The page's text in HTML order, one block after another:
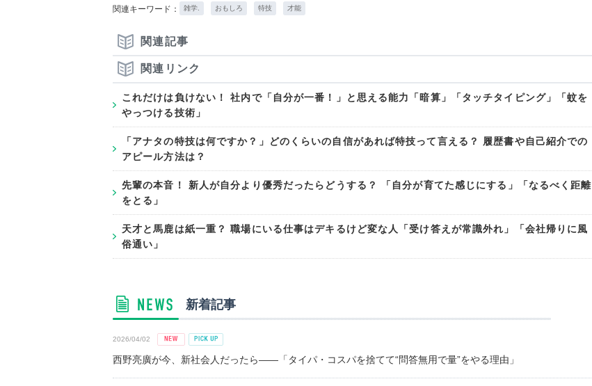
関連キーワード： 雑学. おもしろ 特技 才能
関連記事
関連リンク
これだけは負けない！ 社内で「自分が一番！」と思える能力「暗算」「タッチタイピング」「蚊を
やっつける技術」
「アナタの特技は何ですか？」どのくらいの自信があれば特技って言える？ 履歴書や自己紹介での
アピール方法は？
先輩の本音！ 新人が自分より優秀だったらどうする？ 「自分が育てた感じにする」「なるべく距離
をとる」
天才と馬鹿は紙一重？ 職場にいる仕事はデキるけど変な人「受け答えが常識外れ」「会社帰りに風
俗通い」
新着記事
2026/04/02
西野亮廣が今、新社会人だったら――「タイパ・コスパを捨てて“問答無用で量”をやる理由」